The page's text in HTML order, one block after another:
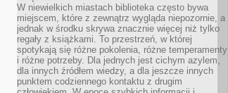
W niewielkich miastach biblioteka często bywa
miejscem, które z zewnątrz wygląda niepozornie, a
jednak w środku skrywa znacznie więcej niż tylko
regały z książkami. To przestrzeń, w której
spotykają się różne pokolenia, różne temperamenty
i różne potrzeby. Dla jednych jest cichym azylem,
dla innych źródłem wiedzy, a dla jeszcze innych
punktem codziennego kontaktu z drugim